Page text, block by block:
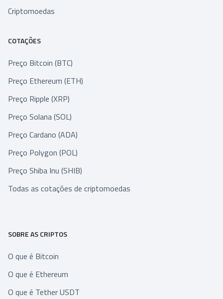
Criptomoedas
COTAÇÕES
Preço Bitcoin (BTC)
Preço Ethereum (ETH)
Preço Ripple (XRP)
Preço Solana (SOL)
Preço Cardano (ADA)
Preço Polygon (POL)
Preço Shiba Inu (SHIB)
Todas as cotações de criptomoedas
SOBRE AS CRIPTOS
O que é Bitcoin
O que é Ethereum
O que é Tether USDT